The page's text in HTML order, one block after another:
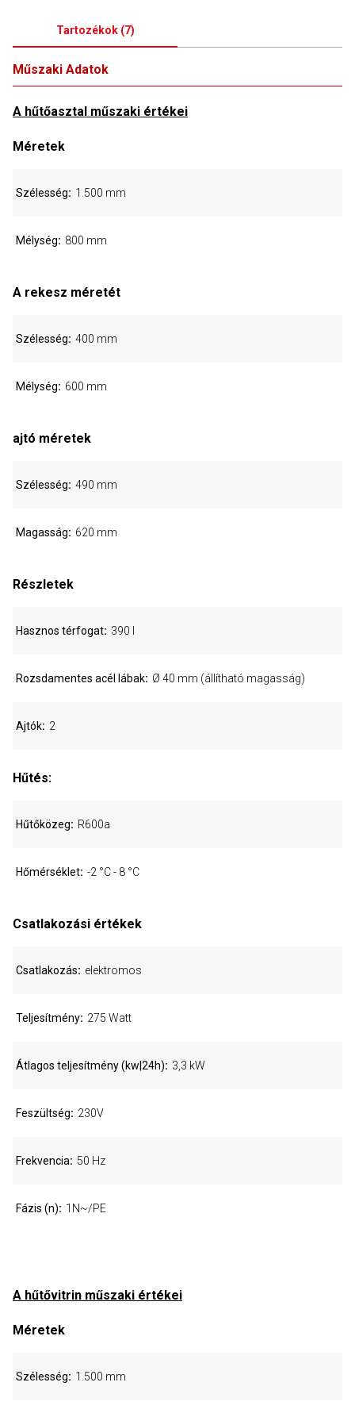
Tartozékok(7)
Műszaki Adatok
A hűtőasztal műszaki értékei
Méretek
Szélesség 1.500 mm
Mélység 800 mm
A rekesz méretét
Szélesség 400 mm
Mélység 600 mm
ajtó méretek
Szélesség 490 mm
Magasság 620 mm
Részletek
Hasznos térfogat 390 l
Rozsdamentes acél lábak Ø 40 mm (állítható magasság)
Ajtók 2
Hűtés:
Hűtőközeg R600a
Hőmérséklet -2 °C - 8 °C
Csatlakozási értékek
Csatlakozás elektromos
Teljesítmény 275 Watt
Átlagos teljesítmény (kw|24h) 3,3 kW
Feszültség 230V
Frekvencia 50 Hz
Fázis (n) 1N~/PE
A hűtővitrin műszaki értékei
Méretek
Szélesség 1.500 mm